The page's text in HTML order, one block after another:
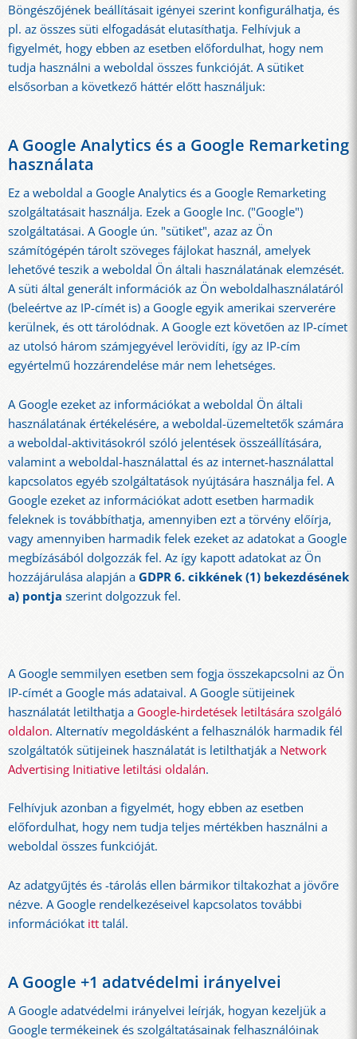
Böngészőjének beállításait igényei szerint konfigurálhatja, és
pl. az összes süti elfogadását elutasíthatja. Felhívjuk a
figyelmét, hogy ebben az esetben előfordulhat, hogy nem
tudja használni a weboldal összes funkcióját. A sütiket
elsősorban a következő háttér előtt használjuk:
A Google Analytics és a Google Remarketing
használata
Ez a weboldal a Google Analytics és a Google Remarketing
szolgáltatásait használja. Ezek a Google Inc. ("Google")
szolgáltatásai. A Google ún. "sütiket", azaz az Ön
számítógépén tárolt szöveges fájlokat használ, amelyek
lehetővé teszik a weboldal Ön általi használatának elemzését.
A süti által generált információk az Ön weboldalhasználatáról
(beleértve az IP-címét is) a Google egyik amerikai szerverére
kerülnek, és ott tárolódnak. A Google ezt követően az IP-címet
az utolsó három számjegyével lerövidíti, így az IP-cím
egyértelmű hozzárendelése már nem lehetséges.
A Google ezeket az információkat a weboldal Ön általi
használatának értékelésére, a weboldal-üzemeltetők számára
a weboldal-aktivitásokról szóló jelentések összeállítására,
valamint a weboldal-használattal és az internet-használattal
kapcsolatos egyéb szolgáltatások nyújtására használja fel. A
Google ezeket az információkat adott esetben harmadik
feleknek is továbbíthatja, amennyiben ezt a törvény előírja,
vagy amennyiben harmadik felek ezeket az adatokat a Google
megbízásából dolgozzák fel. Az így kapott adatokat az Ön
hozzájárulása alapján aGDPR 6. cikkének (1) bekezdésének
a) pontja szerint dolgozzuk fel.
A Google semmilyen esetben sem fogja összekapcsolni az Ön
IP-címét a Google más adataival. A Google sütijeinek
használatát letilthatja a Google-hirdetések letiltására szolgáló
oldalon. Alternatív megoldásként a felhasználók harmadik fél
szolgáltatók sütijeinek használatát is letilthatják a Network
Advertising Initiative letiltási oldalán.
Felhívjuk azonban a figyelmét, hogy ebben az esetben
előfordulhat, hogy nem tudja teljes mértékben használni a
weboldal összes funkcióját.
Az adatgyűjtés és -tárolás ellen bármikor tiltakozhat a jövőre
nézve. A Google rendelkezéseivel kapcsolatos további
információkat itttalál.
A Google +1 adatvédelmi irányelvei
A Google adatvédelmi irányelvei leírják, hogyan kezeljük a
Google termékeinek és szolgáltatásainak felhasználóinak